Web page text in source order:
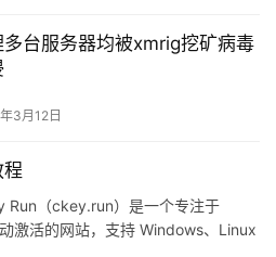
多台服务器均被xmrig挖矿病毒
3月12日
Run（ckey.run）是一个专注于
激活的网站，支持 Windows、Linux